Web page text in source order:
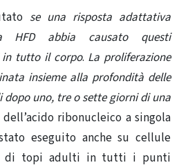
se una risposta adattativa
HFD abbia causato questi
in tutto il corpo. La proliferazione
insieme alla profondità delle
dopo uno, tre o sette giorni di una
ribonucleico a singola
eseguito anche su cellule
di topi adulti in tutti i punti